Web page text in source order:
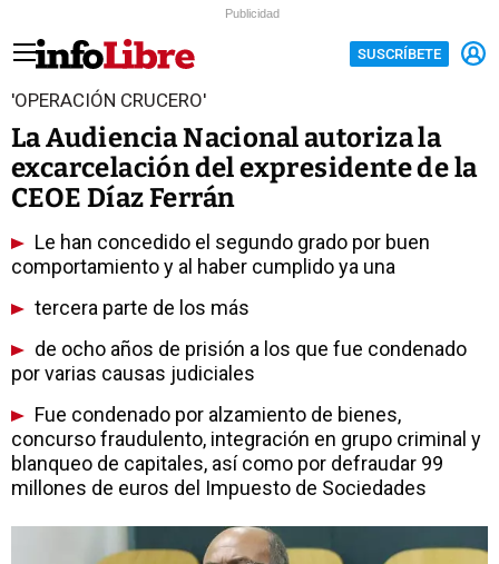
Publicidad
SUSCRÍBETE
'OPERACIÓN CRUCERO'
La Audiencia Nacional autoriza la
excarcelación del expresidente de la
CEOE Díaz Ferrán
Le han concedido el segundo grado por buen
comportamiento y al haber cumplido ya una
tercera parte de los más
de ocho años de prisión a los que fue condenado
por varias causas judiciales
Fue condenado por alzamiento de bienes,
concurso fraudulento, integración en grupo criminal y
blanqueo de capitales, así como por defraudar 99
millones de euros del Impuesto de Sociedades